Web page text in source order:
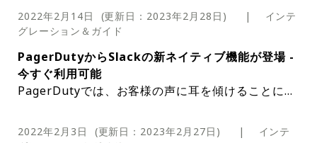
かつ安全な意思決定を行えるようになります。
また、開発者がすぐに取り掛かれないこともあ
り、問題が発生したときに追加情報や状態をキ
ャプチャーする機能が必要になるケースも多々
あります。
Debug State Captureは、レスポンダーに追
加のコンテキストを提供し、さまざまなツール
めにより深いデータセットを収集する機能を提
供します。
もっと詳しく知りたいですか？今すぐRunboo
k Automationのトライアル版を始めましょ
う。
この記事はPagerDuty社のウェブサイトで公
訳したものです。無断複製を禁じます。原文は
のです。無断複製を禁じます。原文はこちらで
す。
を改善し、解決までの時間を短縮し、エンジニ
アリングチームへのエスカレーションを削減し
ます。 製品廃止のお知らせ** とユーザー管理
画面のコールトゥアクションで常に最新情報を
入手 今後のイベントに登録し、最近のポッド
ュニティチームや製品チームのメンバーと一緒
イブラリーに追加されます。
データを取得します。これにより、ユーザーは
より簡単に、複数のアカウントや製品にまたが
るAWSの自動診断を実行できるようになりま
した。
Systems Managerプラグインにより、構成管
理、パッチ適用、監視およびセキュリティーツ
ールエージェントの展開などのタスクをより迅
速に実行し、正確に実行することができます。
運用者は、セキュリティーのベストプラクティ
バルなEC2フットプリントを表示および管理で
ブログをお読みいただくか、お問い合わせくだ
さい。
ウェアとPagerDuty® Runbookオートメーシ
な診断例について説明します。
ます。Automated Diagnosticsの目的は、第一レス
ポンダーが問題の原因を三角測量し、問題を迅速に
解決するか、より正確にエスカレーションするかで
す。 Automated Diagnosticsとモニタリングは別
物です。 モニタリングは、パフォーマンスやアクテ
ィビティーにおいて望ましくない状態を特定するこ
リングは、第一レスポンダーのアクティビティーを
んどの人は、収集した全てのデータポイントに閾値
を適用しているわけではありません。 実際、私たち
がより一般的に使用している診断インテグレーショ
ンの１つは、CloudWatchのログ照会です。ログア
グリゲーターを監視ツールと考えるかもしれません
ルのデータを見ることが調査の最初のステップであ
レスポンダーに自身の環境のオンデマンドまたは事
前診断機能を提供することで、第一レスポンダーが
原因を迅速に特定できるようになり、その結果、イ
ンシデントをサポートするために必要な人員を減ら
すことができます。通常、専門家でなければ取得で
きない「診断」データをレスポンダーに提供するこ
を投入する必要性が大幅に軽減されます。これによ
現状を把握する。インシデント対応の自動化
運用管理者は、自己回復や自動修復を可能にすると
いうアイデアに期待することがよくあります。自動
化によって解決を早めることは、「治療法を適用す
くの場合、「まったく同じインシデントは２つとな
読者はここで、対応の初期段階に認知のギアを切り
何か、ご存知でしょうか。何が問題だったのかを診
が好きな人もいるし、普通のトマトより伝統野菜と
してのトマトが好きな人もいます。
を言う人がいるかもしれません。「（アプリやデー
タを）クラウドに置くのは嫌！自前のデータセンタ
ーで自分で動かした方が、より（安全だ、信頼性が
高い、安い）から」。
話を戻します。私たちの新しいSaaS製品であるPag
ty® Process Automation On Prem（以前はRund
eck Enterpriseとして知られていました）のセルフ
マネージドバージョンを選択する正当な理由がある
はまりません。Rundeckのオープンソースプロジェ
どちらにするか迷っていますか？ここでは、あなた
のユースケースに適したオファーを決めるのに役立
つ５つの考慮事項を紹介します。
アプリケーションとインフラはクラウドで
はなく自己管理か
アプリケーションとそのスタックは、自社のデータ
ホスティングプロバイダーで稼働しているかもしれ
クラウド環境またはセルフホスト環境に安全に接続
2022年2月14日 (更新日： 2023年2月28日 ) | インテ
グレーション＆ガイド
PagerDutyからSlackの新ネイティブ機能が登場 -
今すぐ利用可能
PagerDutyでは、お客様の声に耳を傾けることにか
生かし、私たちはSlack Integrationに新しい機能
は、以下の機能が利用可能になりました。
2022年2月3日 (更新日： 2023年2月27日 ) | インテ